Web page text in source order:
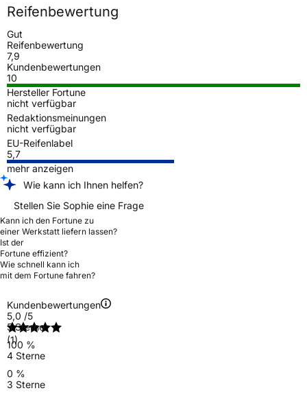
Reifenbewertung
Gut
Reifenbewertung
7,9
Kundenbewertungen
10
Hersteller Fortune
nicht verfügbar
Redaktionsmeinungen
nicht verfügbar
EU-Reifenlabel
5,7
mehr anzeigen
Wie kann ich Ihnen helfen?
Stellen Sie Sophie eine Frage
Kann ich den Fortune zu
einer Werkstatt liefern lassen?
Ist der
Fortune effizient?
Wie schnell kann ich
mit dem Fortune fahren?
Kundenbewertungen
5,0 /5
(1)
5 Sterne
100 %
4 Sterne
0 %
3 Sterne